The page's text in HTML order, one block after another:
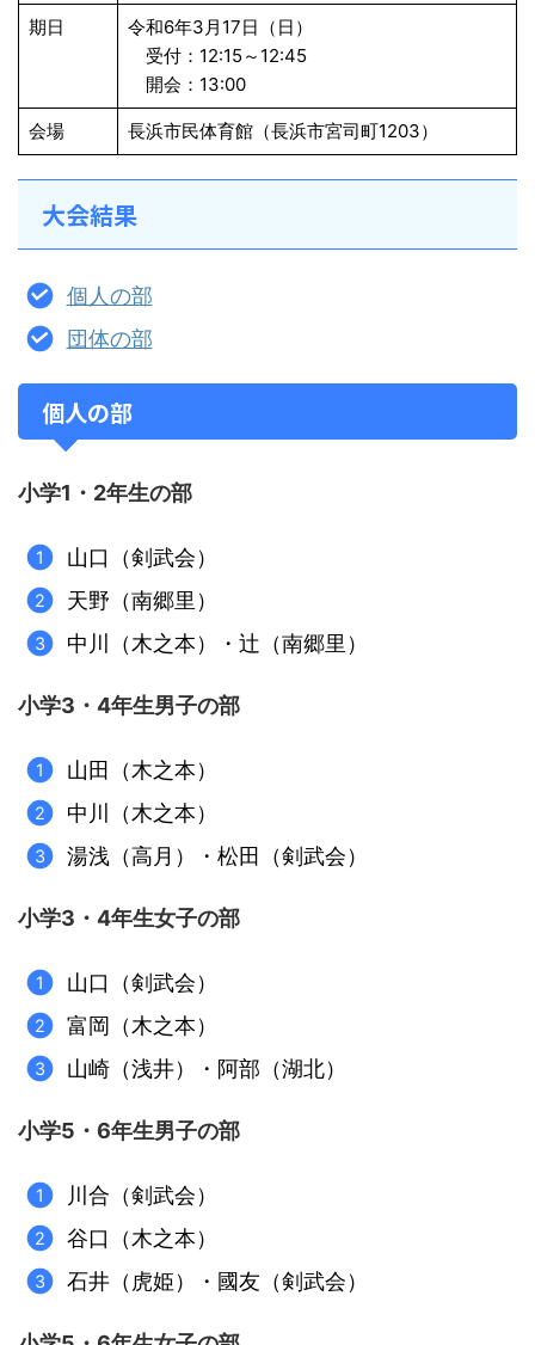
期日
令和6年3月17日（日）
受付：12:15～12:45
開会：13:00
会場 長浜市民体育館（長浜市宮司町1203）
大会結果
個人の部
団体の部
個人の部
小学1・2年生の部
山口（剣武会）
天野（南郷里）
中川（木之本）・辻（南郷里）
小学3・4年生男子の部
山田（木之本）
中川（木之本）
湯浅（高月）・松田（剣武会）
小学3・4年生女子の部
山口（剣武会）
富岡（木之本）
山崎（浅井）・阿部（湖北）
小学5・6年生男子の部
川合（剣武会）
谷口（木之本）
石井（虎姫）・國友（剣武会）